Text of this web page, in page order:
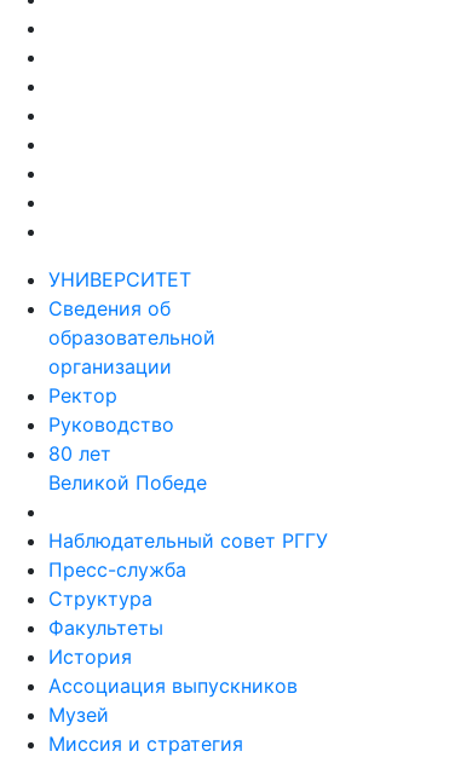
УНИВЕРСИТЕТ
Сведения об
образовательной
организации
Ректор
Руководство
80 лет
Великой Победе
Наблюдательный совет РГГУ
Пресс-служба
Структура
Факультеты
История
Ассоциация выпускников
Музей
Миссия и стратегия